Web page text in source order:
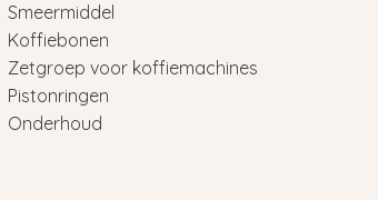
Smeermiddel
Koffiebonen
Zetgroep voor koffiemachines
Pistonringen
Onderhoud